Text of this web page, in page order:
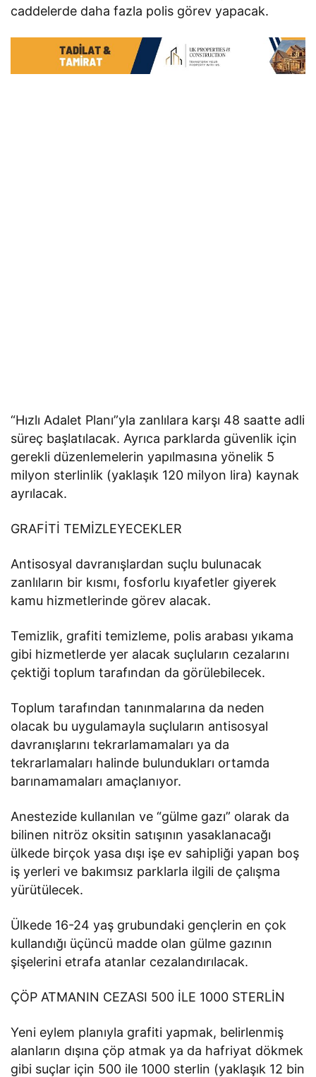
caddelerde daha fazla polis görev yapacak.
“Hızlı Adalet Planı”yla zanlılara karşı 48 saatte adli
süreç başlatılacak. Ayrıca parklarda güvenlik için
gerekli düzenlemelerin yapılmasına yönelik 5
milyon sterlinlik (yaklaşık 120 milyon lira) kaynak
ayrılacak.
GRAFİTİ TEMİZLEYECEKLER
Antisosyal davranışlardan suçlu bulunacak
zanlıların bir kısmı, fosforlu kıyafetler giyerek
kamu hizmetlerinde görev alacak.
Temizlik, grafiti temizleme, polis arabası yıkama
gibi hizmetlerde yer alacak suçluların cezalarını
çektiği toplum tarafından da görülebilecek.
Toplum tarafından tanınmalarına da neden
olacak bu uygulamayla suçluların antisosyal
davranışlarını tekrarlamamaları ya da
tekrarlamaları halinde bulundukları ortamda
barınamamaları amaçlanıyor.
Anestezide kullanılan ve “gülme gazı” olarak da
bilinen nitröz oksitin satışının yasaklanacağı
ülkede birçok yasa dışı işe ev sahipliği yapan boş
iş yerleri ve bakımsız parklarla ilgili de çalışma
yürütülecek.
Ülkede 16-24 yaş grubundaki gençlerin en çok
kullandığı üçüncü madde olan gülme gazının
şişelerini etrafa atanlar cezalandırılacak.
ÇÖP ATMANIN CEZASI 500 İLE 1000 STERLİN
Yeni eylem planıyla grafiti yapmak, belirlenmiş
alanların dışına çöp atmak ya da hafriyat dökmek
gibi suçlar için 500 ile 1000 sterlin (yaklaşık 12 bin